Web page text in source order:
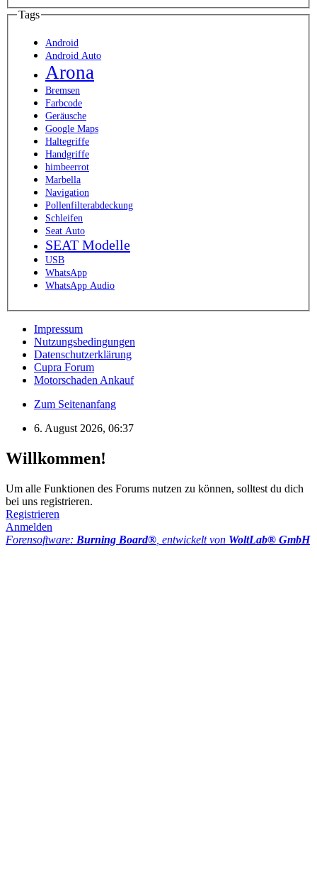
Tags
Android
Android Auto
Arona
Bremsen
Farbcode
Geräusche
Google Maps
Haltegriffe
Handgriffe
himbeerrot
Marbella
Navigation
Pollenfilterabdeckung
Schleifen
Seat Auto
SEAT Modelle
USB
WhatsApp
WhatsApp Audio
Impressum
Nutzungsbedingungen
Datenschutzerklärung
Cupra Forum
Motorschaden Ankauf
Zum Seitenanfang
6. August 2026, 06:37
Willkommen!
Um alle Funktionen des Forums nutzen zu können, solltest du dich
bei uns registrieren.
Registrieren
Anmelden
Forensoftware: Burning Board® , entwickelt von WoltLab® GmbH